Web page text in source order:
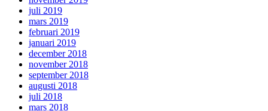
juli 2019
mars 2019
februari 2019
januari 2019
december 2018
november 2018
september 2018
augusti 2018
juli 2018
mars 2018